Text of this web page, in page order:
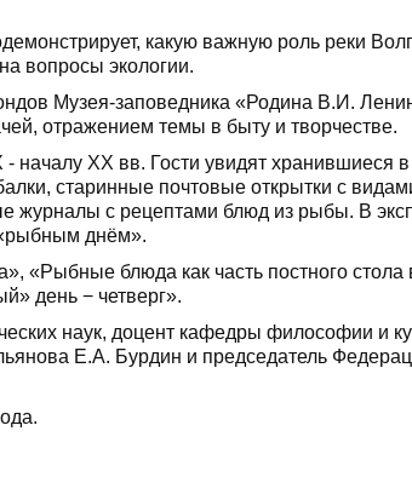
какую важную роль реки
вопросы экологии.
Музея-заповедника «Родина В.И.
отражением темы в быту и творчестве.
- началу XX вв. Гости увидят хранившиеся
старинные почтовые открытки с
журналы с рецептами блюд из рыбы. В
«рыбным днём».
«Рыбные блюда как часть постного
день − четверг».
наук, доцент кафедры философии и
Е.А. Бурдин и председатель